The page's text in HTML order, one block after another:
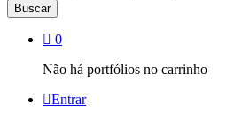
Buscar
0
Não há portfólios no carrinho
Entrar